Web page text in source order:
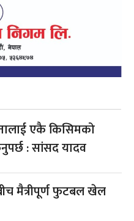
एकै किसिमको
: सांसद यादव
मैत्रीपूर्ण फुटबल खेल